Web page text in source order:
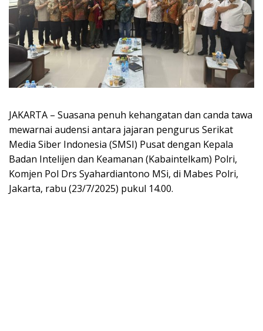
JAKARTA – Suasana penuh kehangatan dan canda tawa
mewarnai audensi antara jajaran pengurus Serikat
Media Siber Indonesia (SMSI) Pusat dengan Kepala
Badan Intelijen dan Keamanan (Kabaintelkam) Polri,
Komjen Pol Drs Syahardiantono MSi, di Mabes Polri,
Jakarta, rabu (23/7/2025) pukul 14.00.